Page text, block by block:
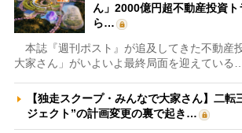
ん」2000億円超不動産投資ト
ら…
本誌『週刊ポスト』が追及してきた不動産
大家さん」がいよいよ最終局面を迎えている…
【独走スクープ・みんなで大家さん】二転
ジェクト”の計画変更の裏で起き…